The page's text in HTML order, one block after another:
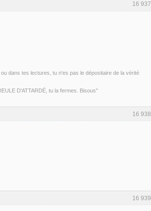
16 937
dans tes lectures, tu n'es pas le dépositaire de la vérité
D'ATTARDÉ, tu la fermes. Bisous"
16 938
16 939